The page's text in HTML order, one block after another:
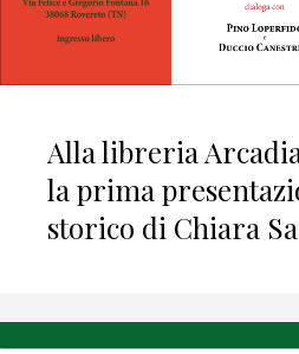
Alla libreria
la prima
storico di Chiara